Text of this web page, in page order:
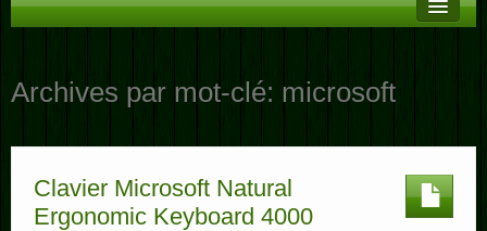
Infos
Contact
Archives par mot-clé: microsoft
Clavier Microsoft Natural
Ergonomic Keyboard 4000